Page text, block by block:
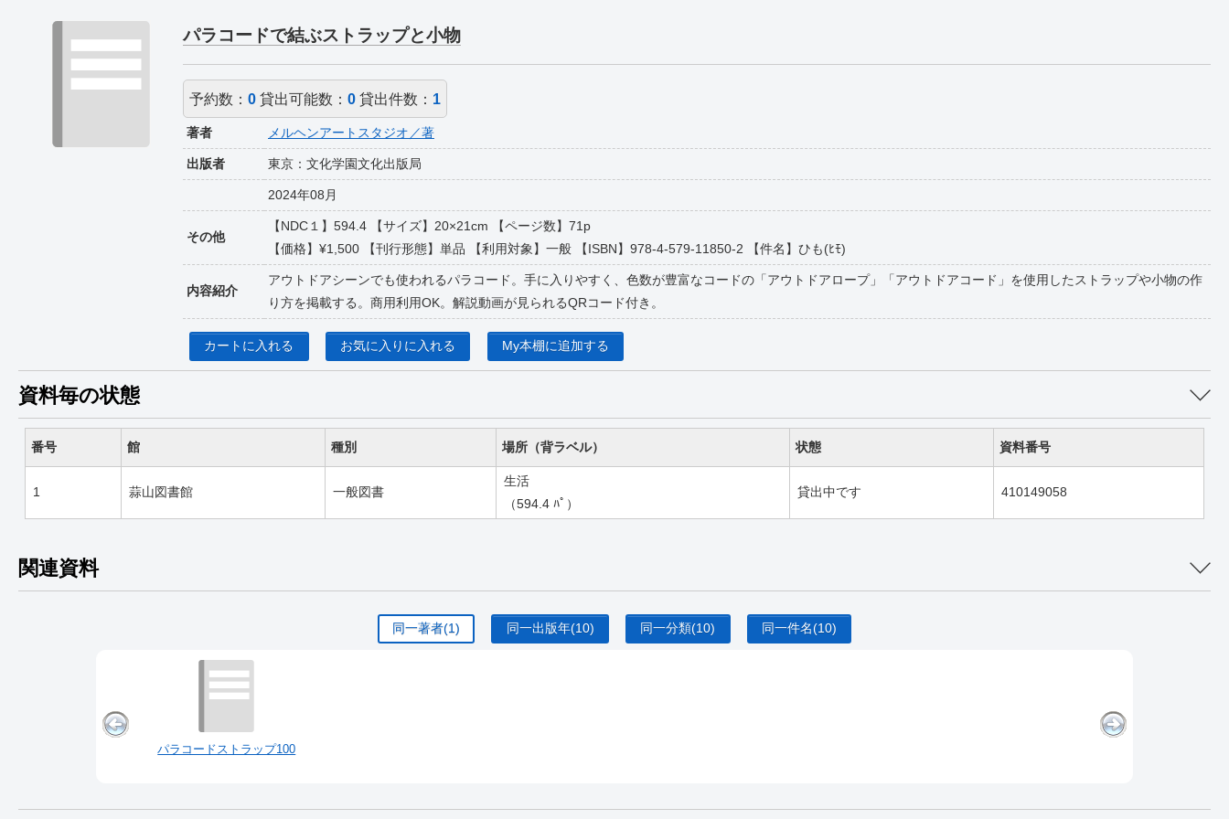
パラコードで結ぶストラップと小物
予約数：0 貸出可能数：0 貸出件数： 1
著者 メルヘンアートスタジオ／著
出版者 東京：文化学園文化出版局
2024年08月
その他
【NDC１】594.4 【サイズ】20×21cm 【ページ数】71p
【価格】¥1,500 【刊行形態】単品 【利用対象】一般 【ISBN】978-4-579-11850-2 【件名】ひも(ﾋﾓ)
内容紹介
アウトドアシーンでも使われるパラコード。手に入りやすく、色数が豊富なコードの「アウトドアロープ」「アウトドアコード」を使用したストラップや小物の作
り方を掲載する。商用利用OK。解説動画が見られるQRコード付き。
カートに入れる お気に入りに入れる My本棚に追加する
資料毎の状態
番号 館 種別 場所（背ラベル） 状態 資料番号
1 蒜山図書館 一般図書
生活
（594.4 ﾊﾟ）
貸出中です 410149058
関連資料
同一著者(1) 同一出版年(10) 同一分類(10) 同一件名(10)
パラコードストラップ100